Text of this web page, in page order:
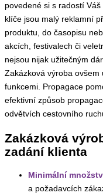
povedené si s radostí
klíče jsou malý reklamní
produktu, do časopisu
akcích, festivalech či
nejsou nijak užitečným
Zakázková výroba
funkcemi. Propagace
efektivní způsob
odvětvích cestovního
Zakázková
zadání klienta
Minimální
a požadavcích